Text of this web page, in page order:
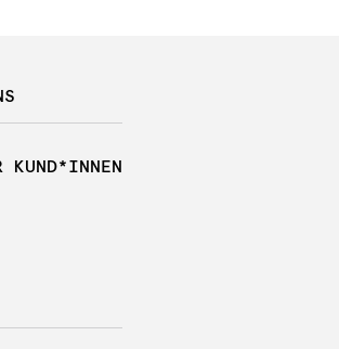
KUND*INNEN